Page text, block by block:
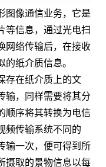
图像通信业务，它是
等信息，通过光电扫
网络传输后，在接收
纸介质信息。
存在纸介质上的文
输，同样需要将其分
顺序将其转换为电信
频传输系统不同的
输一次，便可得到所
摄取的景物信息以每